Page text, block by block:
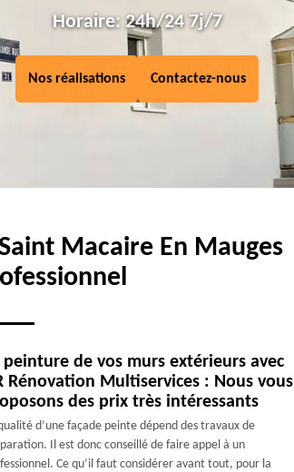
Horaire: 24h/24 7j/7
Nos réalisations Contactez-nous
Macaire En Mauges
peinture de vos murs extérieurs avec
Rénovation Multiservices : Nous vous
des prix très intéressants
d’une façade peinte dépend des travaux de
Il est donc conseillé de faire appel à un
Ce qu’il faut considérer avant tout, pour la